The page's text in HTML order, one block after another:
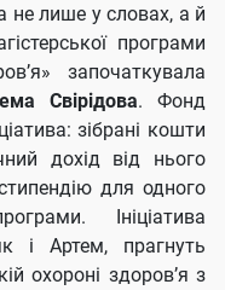
не лише у словах, а й
програми
започаткувала
Свірідова. Фонд
зібрані кошти
дохід від нього
для одного
Ініціатива
і Артем, прагнуть
охороні здоров’я з